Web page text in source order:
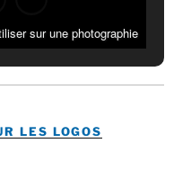
sur une photographie
LES LOGOS